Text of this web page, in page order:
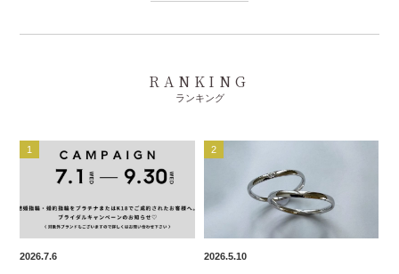
RANKING
ランキング
2026.7.6 2026.5.10